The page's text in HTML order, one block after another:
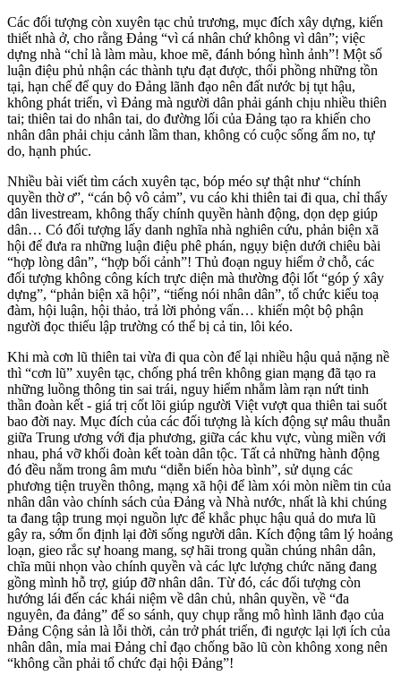
Các đối tượng còn xuyên tạc chủ trương, mục đích xây dựng, kiến
thiết nhà ở, cho rằng Đảng “vì cá nhân chứ không vì dân”; việc
dựng nhà “chỉ là làm màu, khoe mẽ, đánh bóng hình ảnh”! Một số
luận điệu phủ nhận các thành tựu đạt được, thổi phồng những tồn
tại, hạn chế để quy do Đảng lãnh đạo nên đất nước bị tụt hậu,
không phát triển, vì Đảng mà người dân phải gánh chịu nhiều thiên
tai; thiên tai do nhân tai, do đường lối của Đảng tạo ra khiến cho
nhân dân phải chịu cảnh lầm than, không có cuộc sống ấm no, tự
do, hạnh phúc.
Nhiều bài viết tìm cách xuyên tạc, bóp méo sự thật như “chính
quyền thờ ơ”, “cán bộ vô cảm”, vu cáo khi thiên tai đi qua, chỉ thấy
dân livestream, không thấy chính quyền hành động, dọn dẹp giúp
dân… Có đối tượng lấy danh nghĩa nhà nghiên cứu, phản biện xã
hội để đưa ra những luận điệu phê phán, ngụy biện dưới chiêu bài
“hợp lòng dân”, “hợp bối cảnh”! Thủ đoạn nguy hiểm ở chỗ, các
đối tượng không công kích trực diện mà thường đội lốt “góp ý xây
dựng”, “phản biện xã hội”, “tiếng nói nhân dân”, tổ chức kiểu toạ
đàm, hội luận, hội thảo, trả lời phỏng vấn… khiến một bộ phận
người đọc thiếu lập trường có thể bị cả tin, lôi kéo.
Khi mà cơn lũ thiên tai vừa đi qua còn để lại nhiều hậu quả nặng nề
thì “cơn lũ” xuyên tạc, chống phá trên không gian mạng đã tạo ra
những luồng thông tin sai trái, nguy hiểm nhằm làm rạn nứt tinh
thần đoàn kết - giá trị cốt lõi giúp người Việt vượt qua thiên tai suốt
bao đời nay. Mục đích của các đối tượng là kích động sự mâu thuẫn
giữa Trung ương với địa phương, giữa các khu vực, vùng miền với
nhau, phá vỡ khối đoàn kết toàn dân tộc. Tất cả những hành động
đó đều nằm trong âm mưu “diễn biến hòa bình”, sử dụng các
phương tiện truyền thông, mạng xã hội để làm xói mòn niềm tin của
nhân dân vào chính sách của Đảng và Nhà nước, nhất là khi chúng
ta đang tập trung mọi nguồn lực để khắc phục hậu quả do mưa lũ
gây ra, sớm ổn định lại đời sống người dân. Kích động tâm lý hoảng
loạn, gieo rắc sự hoang mang, sợ hãi trong quần chúng nhân dân,
chĩa mũi nhọn vào chính quyền và các lực lượng chức năng đang
gồng mình hỗ trợ, giúp đỡ nhân dân. Từ đó, các đối tượng còn
hướng lái đến các khái niệm về dân chủ, nhân quyền, về “đa
nguyên, đa đảng” để so sánh, quy chụp rằng mô hình lãnh đạo của
Đảng Cộng sản là lỗi thời, cản trở phát triển, đi ngược lại lợi ích của
nhân dân, mỉa mai Đảng chỉ đạo chống bão lũ còn không xong nên
“không cần phải tổ chức đại hội Đảng”!